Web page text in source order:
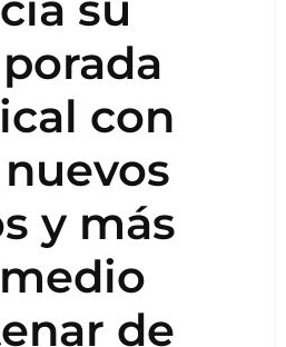
con
y más
de